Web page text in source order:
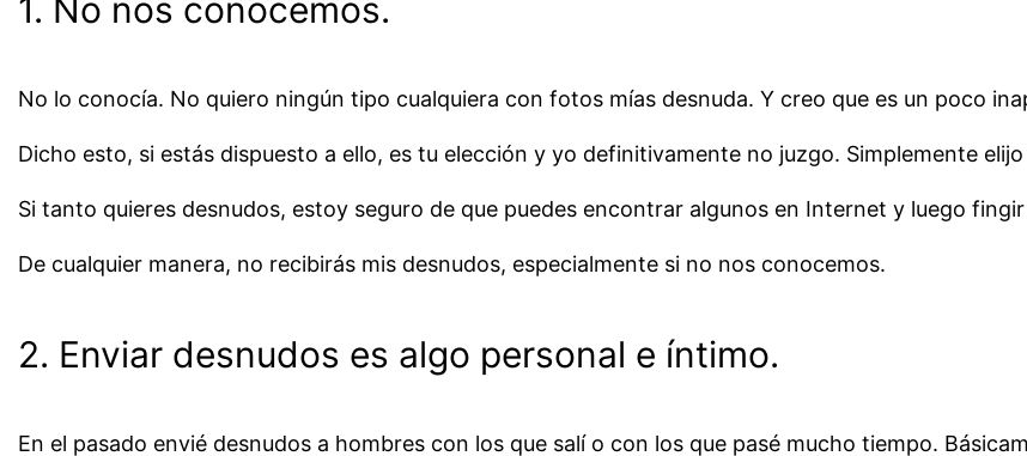
1. No nos conocemos.
No lo conocía. No quiero ningún tipo cualquiera con fotos mías desnuda. Y creo que es un poco
Dicho esto, si estás dispuesto a ello, es tu elección y yo definitivamente no juzgo. Simplemente
Si tanto quieres desnudos, estoy seguro de que puedes encontrar algunos en Internet y luego
De cualquier manera, no recibirás mis desnudos, especialmente si no nos conocemos.
2. Enviar desnudos es algo personal e íntimo.
En el pasado envié desnudos a hombres con los que salí o con los que pasé mucho tiempo.